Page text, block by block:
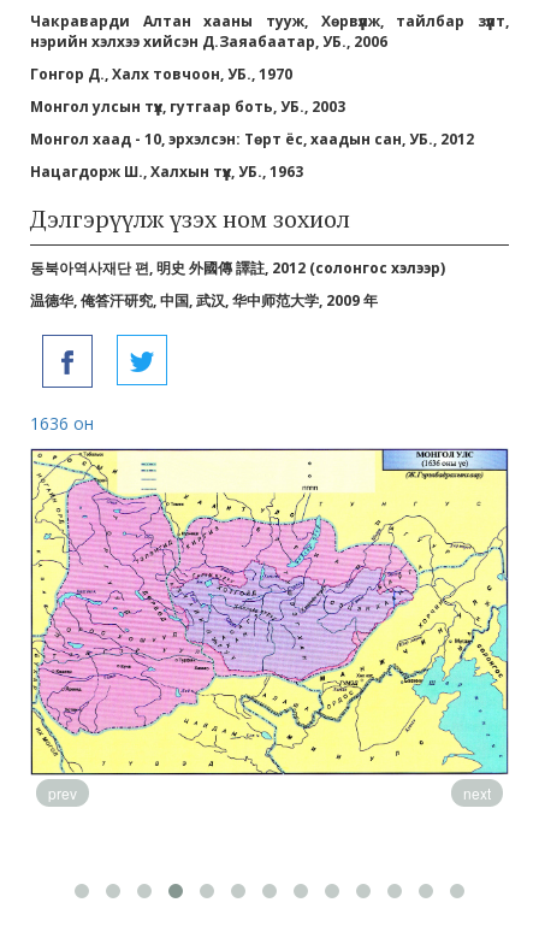
Чакраварди Алтан хааны тууж, Хөрвүүлж, тайлбар зүүлт,
нэрийн хэлхээ хийсэн Д.Заяабаатар, УБ., 2006
Гонгор Д., Халх товчоон, УБ., 1970
Монгол улсын түүх, гутгаар боть, УБ., 2003
Монгол хаад - 10, эрхэлсэн: Төрт ёс, хаадын сан, УБ., 2012
Нацагдорж Ш., Халхын түүх, УБ., 1963
Дэлгэрүүлж үзэх ном зохиол
동북아역사재단 편, 明史 外國傳 譯註, 2012 (солонгос хэлээр)
温德华, 俺答汗研究, 中国, 武汉, 华中师范大学, 2009 年
1636 он
prev next